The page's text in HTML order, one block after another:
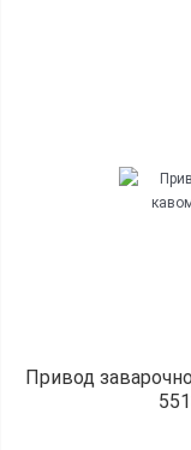
Привод